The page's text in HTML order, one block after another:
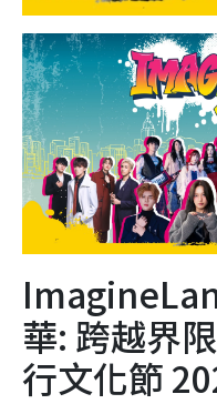
華: 跨越界
行文化節